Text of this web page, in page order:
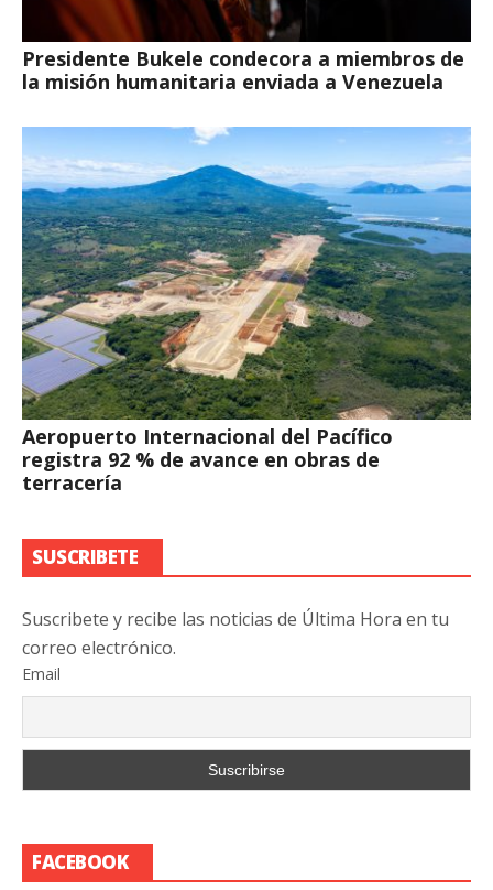
Presidente Bukele condecora a miembros de
la misión humanitaria enviada a Venezuela
Aeropuerto Internacional del Pacífico
registra 92 % de avance en obras de
terracería
SUSCRIBETE
Suscribete y recibe las noticias de Última Hora en tu
correo electrónico.
Email
FACEBOOK